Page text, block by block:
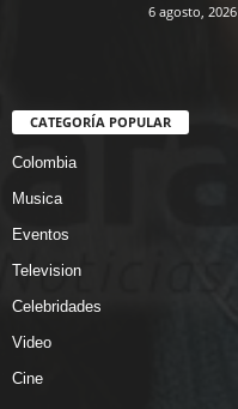
6 agosto, 2026
CATEGORÍA POPULAR
Colombia
Musica
Eventos
Television
Celebridades
Video
Cine